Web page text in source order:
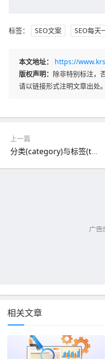
标签： SEO文案 SEO每天
本文地址：
https://
版权声明： 除非特别标注，
请以链接形式注明文章出处。
上一篇
分类(category)与标签(tag)从SEO角度看有何不同？
相关文章